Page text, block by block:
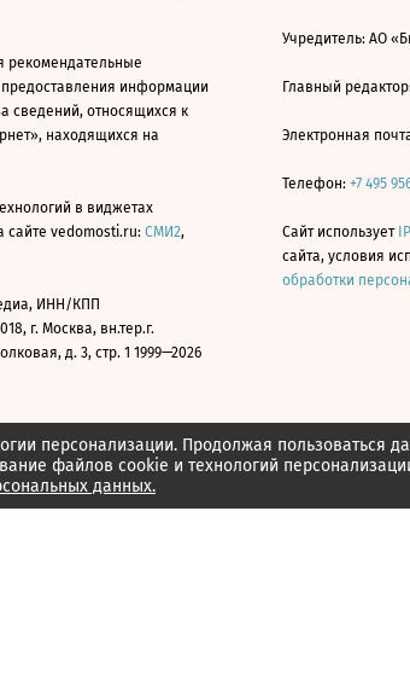
персонализации. Продолжая пользоваться
файлов cookie и технологий
данных.
рекомендательные
информации
сведений, относящихся к
находящихся на
в виджетах
vedomosti.ru: СМИ2,
ИНН/КПП
г. Москва, вн.тер.г.
д. 3, стр. 1 1999—2026
Учредитель: АО
Главный
Электронная
Телефон: +7 495
Сайт использует
сайта, условия
обработки